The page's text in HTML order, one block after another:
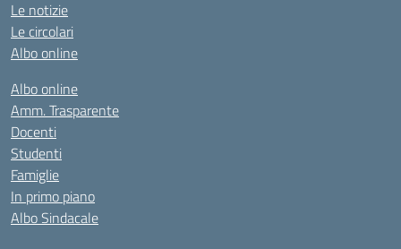
Le notizie
Le circolari
Albo online
Albo online
Amm. Trasparente
Docenti
Studenti
Famiglie
In primo piano
Albo Sindacale